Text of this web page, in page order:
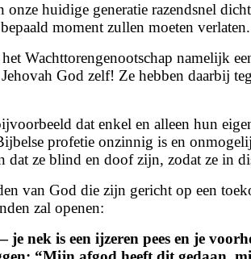
huidige generatie razendsnel
moment zullen moeten verlaten.
Wachttorengenootschap namelijk
God zelf! Ze hebben daarbij
dat enkel en alleen hun
profetie onzinnig is en
dat ze blind en doof zijn, zodat ze in
van God die zijn gericht op een
zal openen:
je nek is een ijzeren pees en je